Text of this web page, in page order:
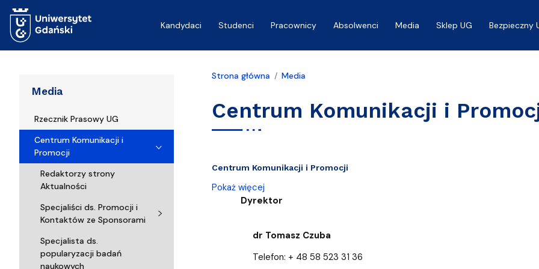
Kandydaci
Studenci Pracownicy Absolwenci Media Sklep UG Bezpieczny
Media
Rzecznik Prasowy UG
Centrum Komunikacji i
Promocji
Redaktorzy strony
Aktualności
Specjaliści ds. Promocji i
Kontaktów ze Sponsorami
Specjalista ds.
popularyzacji badań
naukowych
Strona główna Media
Centrum Komunikacji i
Centrum Komunikacji i Promocji
Pokaż więcej
Dyrektor
dr Tomasz Czuba
Telefon: + 48 58 523 31 36